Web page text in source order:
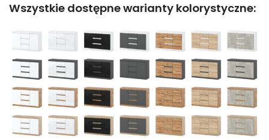
Wszystkie dostępne warianty kolorystyczne: